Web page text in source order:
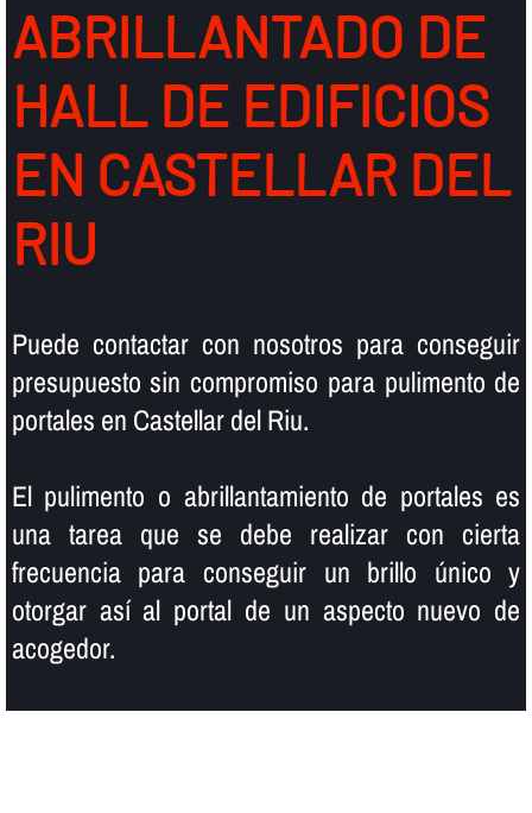
ABRILLANTADO DE
HALL DE EDIFICIOS
EN CASTELLAR DEL
RIU
Puede contactar con nosotros para conseguir
presupuesto sin compromiso para pulimento de
portales en Castellar del Riu.
El pulimento o abrillantamiento de portales es
una tarea que se debe realizar con cierta
frecuencia para conseguir un brillo único y
otorgar así­ al portal de un aspecto nuevo de
acogedor.